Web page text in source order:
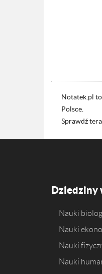
Notatek.pl
Polsce.
Sprawdź
Dziedziny
Nauki
Nauki
Nauki
Nauki